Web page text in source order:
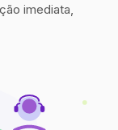
imediata,